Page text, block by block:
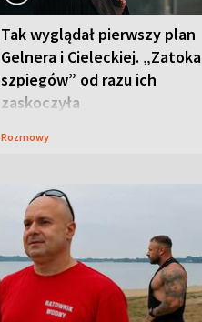
Tak wyglądał pierwszy plan
Gelnera i Cieleckiej. „Zatoka
szpiegów” od razu ich
zaskoczyła
Rozmowy